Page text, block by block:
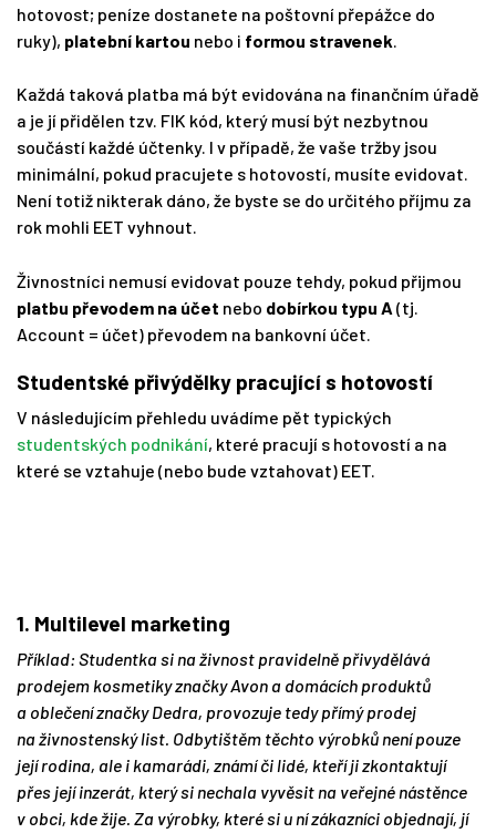
hotovost; peníze dostanete na poštovní přepážce do
ruky), platební kartou nebo i formou stravenek.
Každá taková platba má být evidována na finančním úřadě
a je jí přidělen tzv. FIK kód, který musí být nezbytnou
součástí každé účtenky. I v případě, že vaše tržby jsou
minimální, pokud pracujete s hotovostí, musíte evidovat.
Není totiž nikterak dáno, že byste se do určitého příjmu za
rok mohli EET vyhnout.
Živnostníci nemusí evidovat pouze tehdy, pokud přijmou
platbu převodem na účet nebo dobírkou typu A (tj.
Account = účet) převodem na bankovní účet.
Studentské přivýdělky pracující s hotovostí
V následujícím přehledu uvádíme pět typických
studentských podnikání, které pracují s hotovostí a na
které se vztahuje (nebo bude vztahovat) EET.
1. Multilevel marketing
Příklad: Studentka si na živnost pravidelně přivydělává
prodejem kosmetiky značky Avon a domácích produktů
a oblečení značky Dedra, provozuje tedy přímý prodej
na živnostenský list. Odbytištěm těchto výrobků není pouze
její rodina, ale i kamarádi, známí či lidé, kteří ji zkontaktují
přes její inzerát, který si nechala vyvěsit na veřejné nástěnce
v obci, kde žije. Za výrobky, které si u ní zákazníci objednají, jí